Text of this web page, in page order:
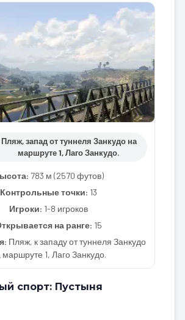
Пляж, запад от туннеля Занкудо на
маршруте 1, Лаго Занкудо.
783 м (2570 футов)
Контрольные точки: 13
Игроки: 1-8 игроков
на ранге: 15
Пляж, к западу от туннеля Занкудо
маршруте 1, Лаго Занкудо.
спорт: Пустыня